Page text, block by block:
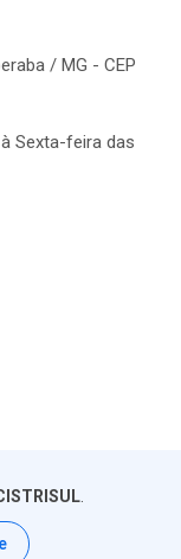
/ MG - CEP
Sexta-feira das
.